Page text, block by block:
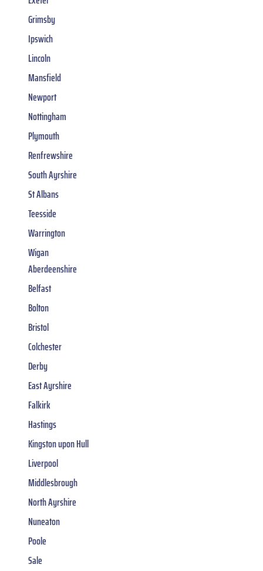
Grimsby
Ipswich
Lincoln
Mansfield
Newport
Nottingham
Plymouth
Renfrewshire
South Ayrshire
St Albans
Teesside
Warrington
Wigan
Aberdeenshire
Belfast
Bolton
Bristol
Colchester
Derby
East Ayrshire
Falkirk
Hastings
Kingston upon Hull
Liverpool
Middlesbrough
North Ayrshire
Nuneaton
Poole
Sale